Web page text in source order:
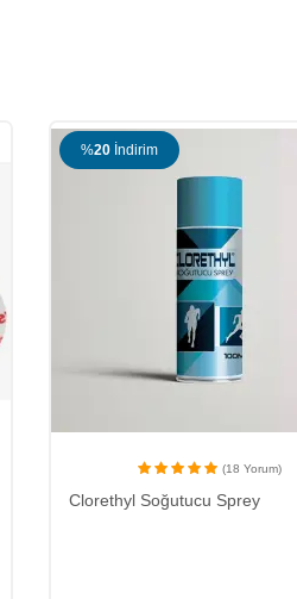
%18 İndirim
(152 Yorum)
Beybi